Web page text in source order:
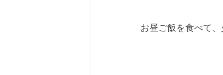
お昼ご飯を食べて、